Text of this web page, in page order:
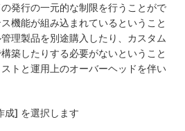
発行の一元的な制限を行うことがで
機能が組み込まれているということ
理製品を別途購入したり、カスタム
築したりする必要がないということ
トと運用上のオーバーヘッドを伴い
成] を選択します